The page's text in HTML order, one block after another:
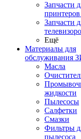
Запчасти
Запчасти
Ещё
Материалы для
обслуживания
Масла
жидкости
Пылесосы
Салфетки
Смазки
Фильтры
пылесоса